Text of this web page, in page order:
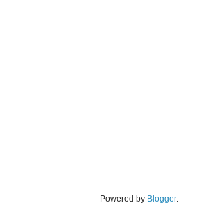
Powered by Blogger.